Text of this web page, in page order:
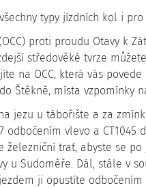
typy jízdních kol i
proti proudu Otavy k
středověké tvrze
na OCC, která vás
Štěkně, místa vzpomínky
jezu u tábořište a za
odbočením vlevo a
trať, abyste se
u Sudoměře. Dál, stále v
ji opustíte